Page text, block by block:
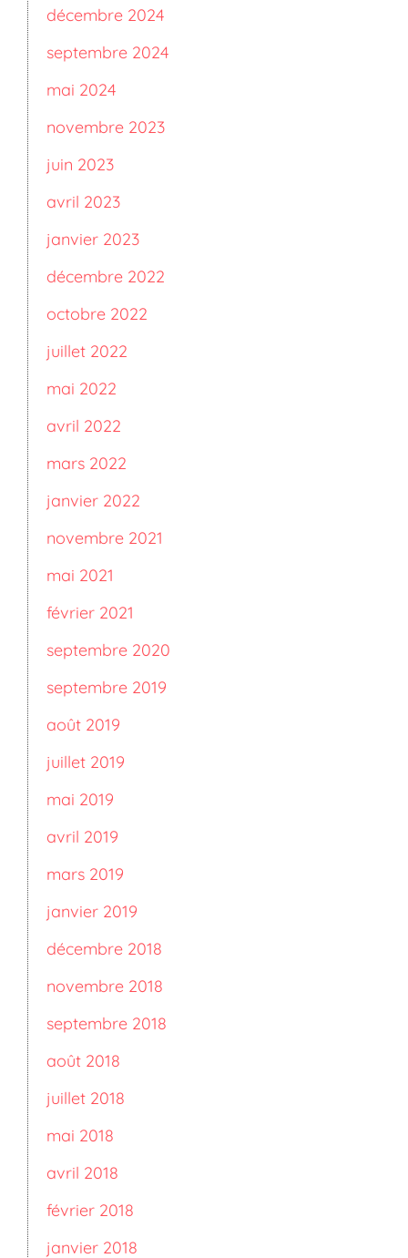
décembre 2024
septembre 2024
mai 2024
novembre 2023
juin 2023
avril 2023
janvier 2023
décembre 2022
octobre 2022
juillet 2022
mai 2022
avril 2022
mars 2022
janvier 2022
novembre 2021
mai 2021
février 2021
septembre 2020
septembre 2019
août 2019
juillet 2019
mai 2019
avril 2019
mars 2019
janvier 2019
décembre 2018
novembre 2018
septembre 2018
août 2018
juillet 2018
mai 2018
avril 2018
février 2018
janvier 2018